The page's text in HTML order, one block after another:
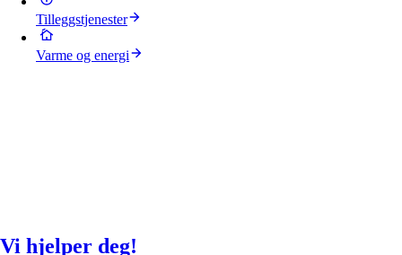
Tilleggstjenester
Varme og energi
Vi hjelper deg!